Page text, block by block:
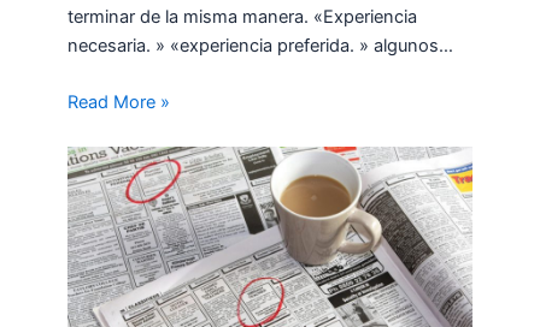
terminar de la misma manera. «Experiencia
necesaria. » «experiencia preferida. » algunos…
Read More »